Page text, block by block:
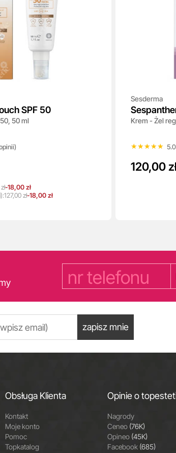
SPF 50
50 ml
-18,00 zł
127,00 zł-18,00 zł
Sesderma
Krem - Żel
★★★★★
★★★★★
120,00
zapisz mnie
Obsługa Klienta
Kontakt
Moje konto
Pomoc
Topkatalog
Opinie o
Nagrody
Ceneo (76K)
Opineo (45K)
Facebook (685)